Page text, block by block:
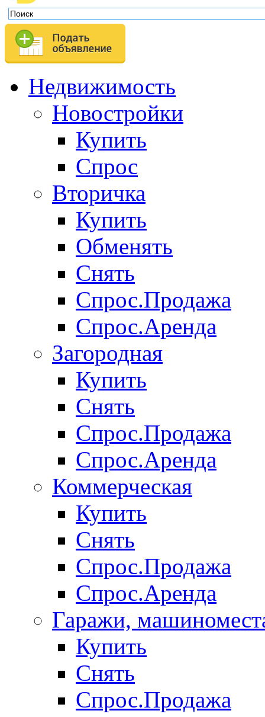
Недвижимость
Новостройки
Купить
Спрос
Вторичка
Купить
Обменять
Снять
Спрос.Продажа
Спрос.Аренда
Загородная
Купить
Снять
Спрос.Продажа
Спрос.Аренда
Коммерческая
Купить
Снять
Спрос.Продажа
Спрос.Аренда
Гаражи,
Купить
Снять
Спрос.Продажа